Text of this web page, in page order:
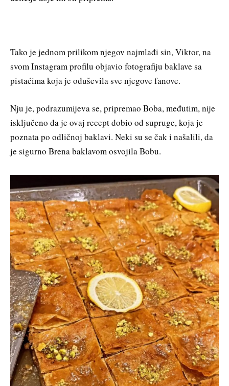
Tako je jednom prilikom njegov najmlađi sin, Viktor, na
svom Instagram profilu objavio fotografiju baklave sa
pistaćima koja je oduševila sve njegove fanove.
Nju je, podrazumijeva se, pripremao Boba, međutim, nije
isključeno da je ovaj recept dobio od supruge, koja je
poznata po odličnoj baklavi. Neki su se čak i našalili, da
je sigurno Brena baklavom osvojila Bobu.